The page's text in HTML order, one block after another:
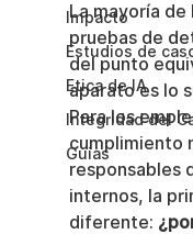
Impacto
Estudios de
Etica de IA
Integridad del
Guias
La mayoría de
pruebas de
del punto
aparato es lo
Para los
cumplimiento
responsables
internos, la
diferente: